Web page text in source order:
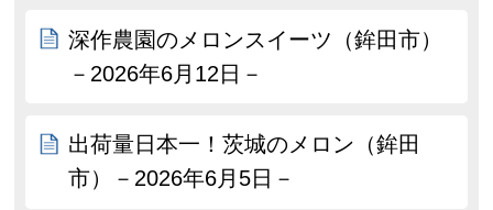
深作農園のメロンスイーツ（鉾田市）
－2026年6月12日－
出荷量日本一！茨城のメロン（鉾田
市）－2026年6月5日－